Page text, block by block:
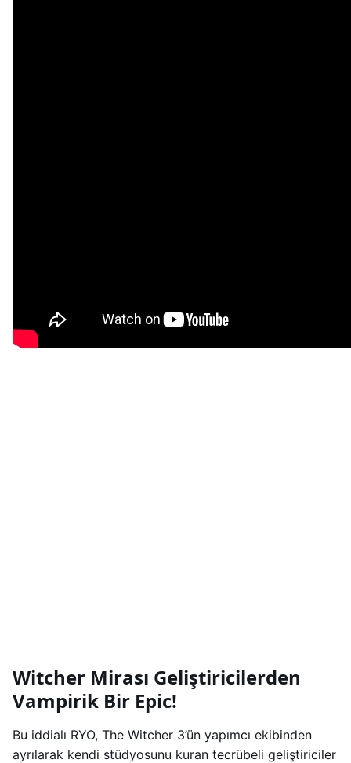
Witcher Mirası Geliştiricilerden
Vampirik Bir Epic!
Bu iddialı RYO, The Witcher 3’ün yapımcı ekibinden
ayrılarak kendi stüdyosunu kuran tecrübeli geliştiriciler